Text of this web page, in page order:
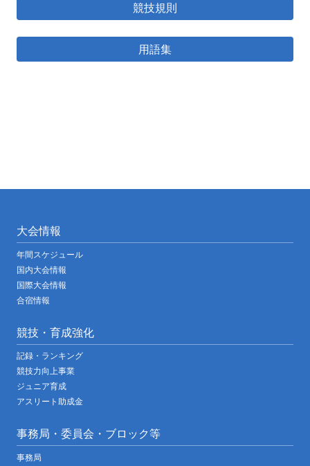
競技規則
用語集
大会情報
年間スケジュール
国内大会情報
国際大会情報
合宿情報
競技・育成強化
記録・ランキング
競技力向上事業
ジュニア育成
アスリート助成金
事務局・委員会・ブロック等
事務局